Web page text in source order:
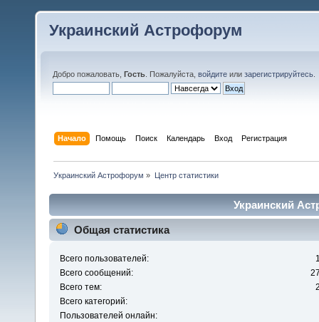
Украинский Астрофорум
Добро пожаловать, Гость . Пожалуйста, войдите или зарегистрируйтесь
Начало Помощь Поиск Календарь Вход Регистрация
Украинский Астрофорум » Центр статистики
Украинский
Общая статистика
Всего пользователей:
Всего сообщений:
Всего тем:
Всего категорий:
Пользователей онлайн: